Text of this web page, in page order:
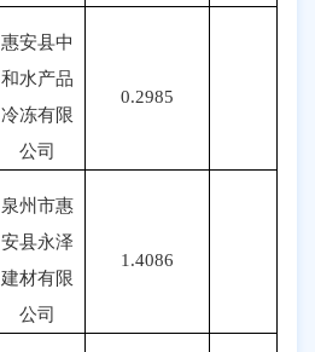
惠安县中
和水产品
冷冻有限
公司
0.2985
泉州市惠
安县永泽
建材有限
公司
1.4086